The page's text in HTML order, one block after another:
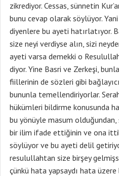
zikrediyor. Cessas, sünnetin
bunu cevap olarak söylüyor. Yani
diyenlere bu ayeti hatırlatıyor.
size neyi verdiyse alın, sizi
ayeti varsa demekki o Resulullah
diyor. Yine Basri ve Zerkeşi,
fiillerinin de sözleri gibi
bununla temellendiriyorlar.
hükümleri bildirme konusunda
bu yönüyle masum
bir ilim ifade ettiğinin ve ona
söylüyor ve bu ayeti delil
resulullahtan size birşey
çünkü hata yapsaydı hata